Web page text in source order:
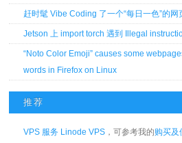
赶时髦 Vibe Coding 了一个“每日一色”的网
Jetson 上 import torch 遇到 Illegal
“Noto Color Emoji” causes some
words in Firefox on Linux
推荐
VPS 服务 Linode VPS ，可参考我的购买及